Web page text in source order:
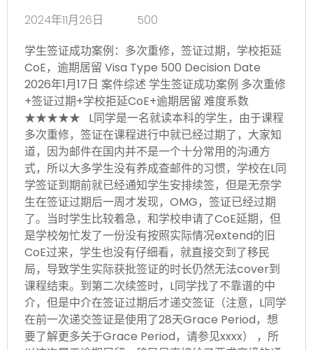
2024年11月26日
500
学生签证成功案例：多次重修，签证过期，学校拒延
CoE，逾期居留 Visa Type 500 Decision Date
2026年1月17日 案件综述 学生签证成功案例 多次重修
+签证过期+学校拒延CoE+逾期居留 难度系数
★★★★★ L同学是一名就读本科的学生，由于课程
多次重修，签证在课程进行中就已经过期了，大家知
道，因为邮件在国内并不是一个十分常用的沟通方
式，所以大多学生没有养成查邮件的习惯，学校在L同
学签证到期前就已经通知学生安排续签，但是无奈学
生在签证过期后一周才发现，OMG，签证已经过期
了。当时学生比较着急，和学校申请了CoE延期，但
是学校匆忙发了一份没有按照实际情况extend的旧
CoE过来，学生也没有仔细看，就直接交到了移民
局，导致学生实际获批签证的时长仍然无法cover到
课程结束。到第二次续签时，L同学找了不靠谱的中
介，但是中介在签证过期后才递交签证（注意，L同学
在前一次递交签证是使用了28天Grace Period，想
要了解更多关于Grace Period，请参见xxxx） ，所